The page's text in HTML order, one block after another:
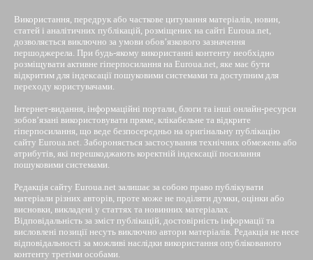
Використання, передрук або часткове цитування матеріалів, новин,
статей і аналітичних публікацій, розміщених на сайті Euroua.net,
дозволяється виключно за умови обов’язкового зазначення
першоджерела. При будь-якому використанні контенту необхідно
розміщувати активне гіперпосилання на Euroua.net, яке має бути
відкритим для індексації пошуковими системами та доступним для
переходу користувачами.
Інтернет-видання, інформаційні портали, блоги та інші онлайн-ресурси
зобов’язані використовувати пряме, клікабельне та відкрите
гіперпосилання, що веде безпосередньо на оригінальну публікацію
сайту Euroua.net. Забороняється застосування технічних обмежень або
атрибутів, які перешкоджають коректній індексації посилання
пошуковими системами.
Редакція сайту Euroua.net залишає за собою право публікувати
матеріали різних авторів, проте може не поділяти думки, оцінки або
висновки, викладені у статтях та новинних матеріалах.
Відповідальність за зміст публікацій, достовірність інформації та
висловлені позиції несуть виключно автори матеріалів. Редакція не несе
відповідальності за можливі наслідки використання опублікованого
контенту третіми особами.